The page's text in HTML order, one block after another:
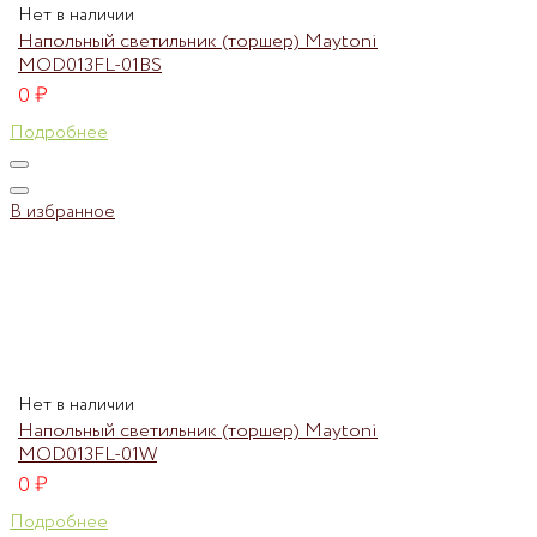
Нет в наличии
Напольный светильник (торшер) Maytoni
MOD013FL-01BS
0₽
Подробнее
В избранное
Нет в наличии
Напольный светильник (торшер) Maytoni
MOD013FL-01W
0₽
Подробнее